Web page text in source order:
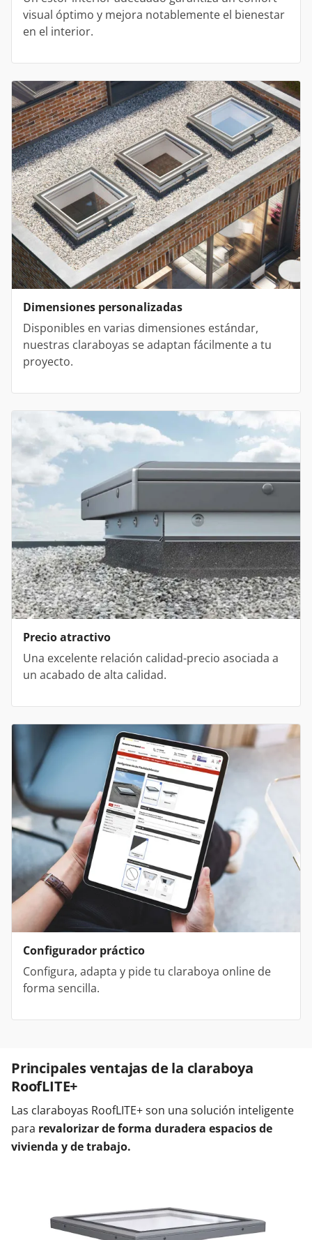
visual óptimo y mejora notablemente el bienestar
en el interior.
Dimensiones personalizadas
Disponibles en varias dimensiones estándar,
nuestras claraboyas se adaptan fácilmente a tu
proyecto.
Precio atractivo
Una excelente relación calidad-precio asociada a
un acabado de alta calidad.
Configurador práctico
Configura, adapta y pide tu claraboya online de
forma sencilla.
Principales ventajas de la claraboya
RoofLITE+
Las claraboyas RoofLITE+ son una solución inteligente
para revalorizar de forma duradera espacios de
vivienda y de trabajo.